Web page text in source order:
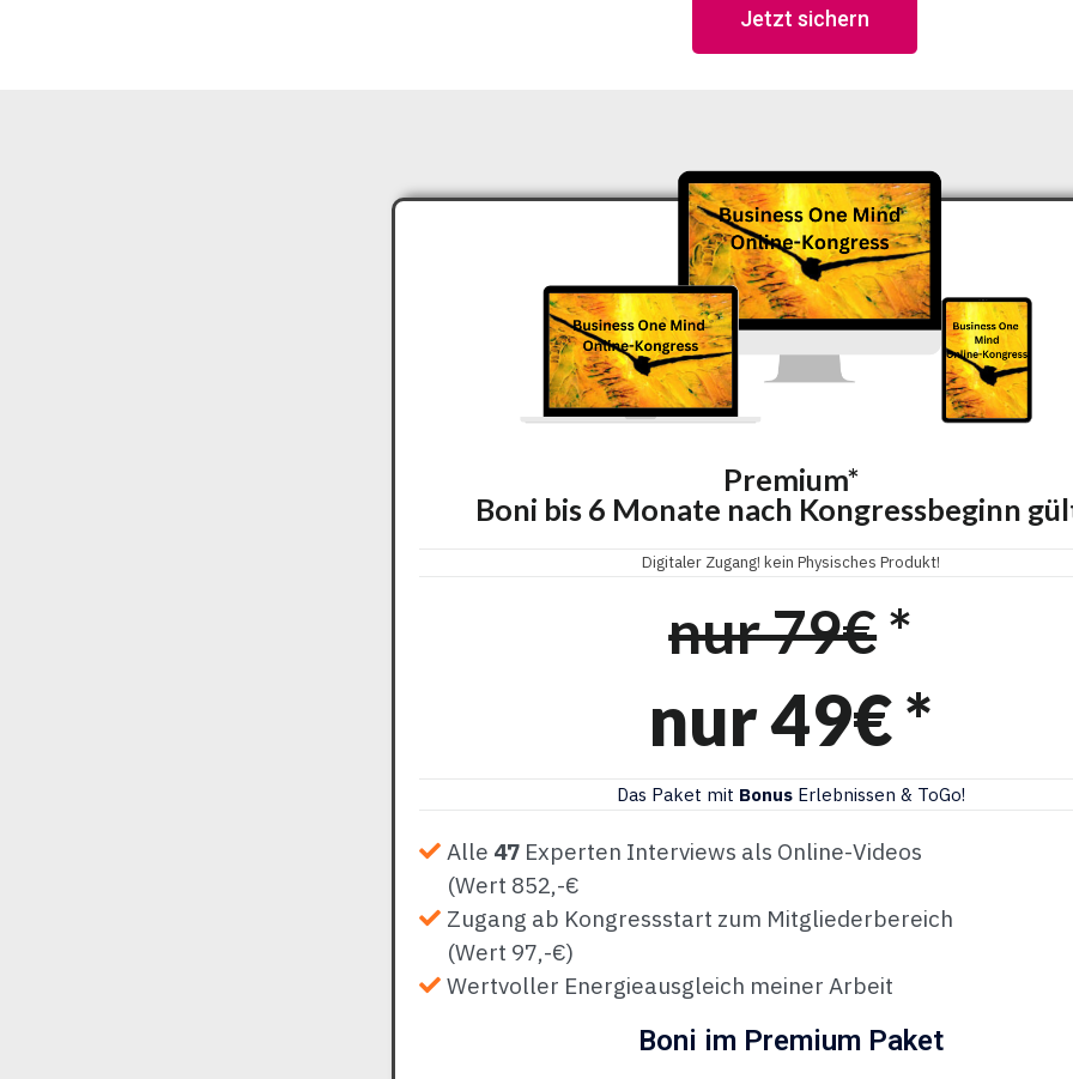
Jetzt sichern
Premium*
Boni bis 6 Monate nach Kongressbeginn
Digitaler Zugang! kein Physisches Produkt!
nur 79€*
nur 49€ *
Das Paket mit BonusErlebnissen & ToGo!
Alle 47 Experten Interviews als Online-Videos
(Wert 852,-€
Zugang ab Kongressstart zum Mitgliederbereich
(Wert 97,-€)
Wertvoller Energieausgleich meiner Arbeit
Boni im Premium Paket